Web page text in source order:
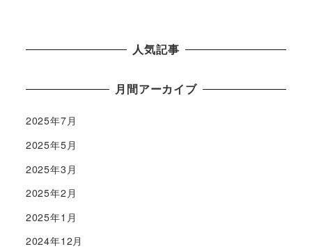
人気記事
月間アーカイブ
2025年7月
2025年5月
2025年3月
2025年2月
2025年1月
2024年12月